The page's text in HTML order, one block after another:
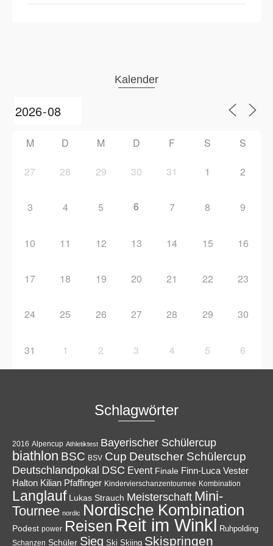
Kalender
M D M D F S S
27 28 29 30 31 1 2
3 4 5 6 7 8 9
10 11 12 13 14 15 16
17 18 19 20 21 22 23
24 25 26 27 28 29 30
31 1 2 3 4 5 6
Schlagwörter
2016 Alpencup Athletiktest Bayerischer Schülercup
biathlon BSC BSV Cup Deutscher Schülercup
Deutschlandpokal DSC Event Finale Finn-Luca Vester
Halton Kilian Pfaffinger Kindervierschanzentournee Kombination
Langlauf Lukas Strauch Meisterschaft Mini-
Tournee nordic Nordische Kombination
Podest power Reisen Reit im Winkl Ruhpolding
Schanzen Schüler Sieg Ski Skiing Skispringen